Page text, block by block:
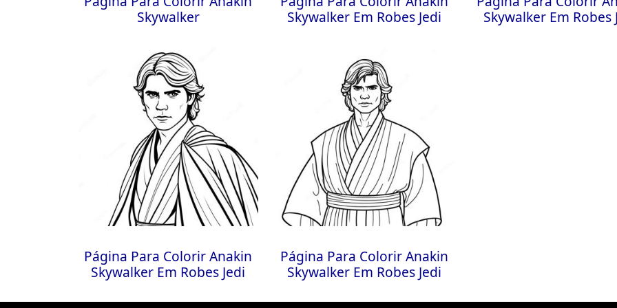
Skywalker
Skywalker Em Robes Jedi
Skywalker Em Robes
Página Para Colorir Anakin
Skywalker Em Robes Jedi
Página Para Colorir Anakin
Skywalker Em Robes Jedi